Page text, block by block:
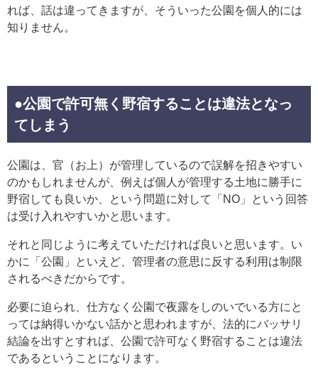
れば、話は違ってきますが、そういった公園を個人的には
知りません。
●公園で許可無く野宿することは違法となっ
てしまう
公園は、官（お上）が管理しているので誤解を招きやすい
のかもしれませんが、例えば個人が管理する土地に勝手に
野宿しても良いか、という問題に対して「NO」という回答
は受け入れやすいかと思います。
それと同じように考えていただければ良いと思います。い
かに「公園」といえど、管理者の意思に反する利用は制限
されるべきだからです。
必要に迫られ、仕方なく公園で夜露をしのいでいる方にと
っては納得いかない話かと思われますが、法的にバッサリ
結論を出すとすれば、公園で許可なく野宿することは違法
であるということになります。